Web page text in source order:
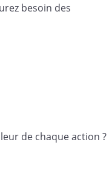
société
sur
de la
besoin des
de chaque action ?